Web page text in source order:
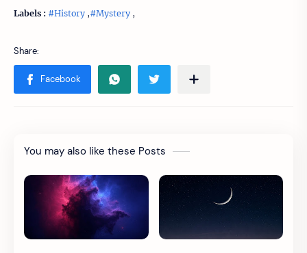
Labels : #History ,#Mystery ,
You may also like these Posts